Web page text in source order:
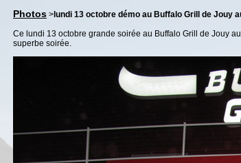
Photos > lundi 13 octobre démo au Buffalo Grill de Jouy
Ce lundi 13 octobre grande soirée au Buffalo Grill de Jouy
superbe soirée.